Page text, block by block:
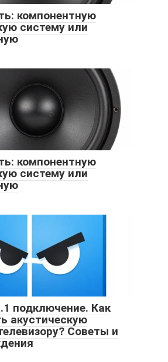
компонентную
систему или
компонентную
систему или
подключение. Как
акустическую
Советы и